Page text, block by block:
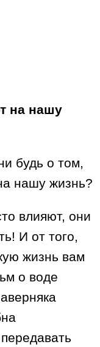
на нашу
будь о том,
нашу жизнь?
влияют, они
И от того,
жизнь вам
о воде